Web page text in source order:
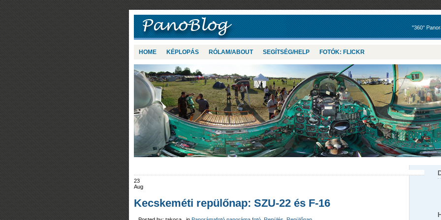
"360°
HOME KÉPLOPÁS RÓLAM/ABOUT SEGÍTSÉG/HELP FOTÓK: FLICKR
23
Aug
Kecskeméti repülőnap: SZU-22 és F-16